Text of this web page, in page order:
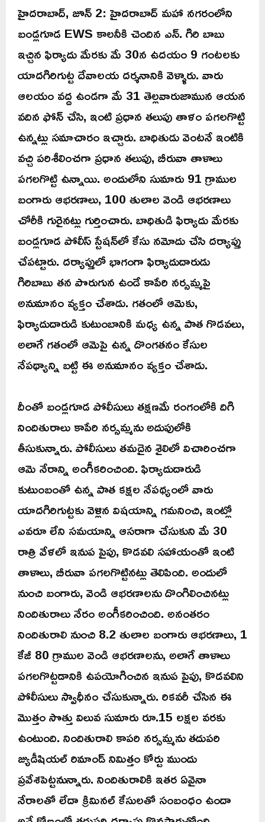
హైదరాబాద్, జూన్‌ 2: హైదరాబాద్‌ మహా నగరంలోని
బండ్లగూడ EWS కాలనీకి చెందిన ఎన్. గిరి బాబు
ఇచ్చిన ఫిర్యాదు మేరకు మే 30న ఉదయం 9 గంటలకు
యాదగిరిగుట్ట దేవాలయ దర్శనానికి వెళ్ళారు. వారు
ఆలయం వద్ద ఉండగా మే 31 తెల్లవారుజామున ఆయన
వదిన ఫోన్ చేసి, ఇంటి ప్రధాన తలుపు తాళం పగలగొట్టి
ఉన్నట్లు సమాచారం ఇచ్చారు. బాధితుడు వెంటనే ఇంటికి
వచ్చి పరిశీలించగా ప్రధాన తలుపు, బీరువా తాళాలు
పగలగొట్టి ఉన్నాయి. అందులోని సుమారు 91 గ్రాముల
బంగారు ఆభరణాలు, 100 తులాల వెండి ఆభరణాలు
చోరీకి గురైనట్లు గుర్తించారు. బాధితుడి ఫిర్యాదు మేరకు
బండ్లగూడ పోలీస్ స్టేషన్‌లో కేసు నమోదు చేసి దర్యాప్తు
చేపట్టారు. దర్యాప్తులో భాగంగా ఫిర్యాదుదారుడు
గిరిబాబు తన పొరుగున ఉండే కాపేరి నర్సమ్మపై
అనుమానం వ్యక్తం చేశాడు. గతంలో ఆమెకు,
ఫిర్యాదుదారుడి కుటుంబానికి మధ్య ఉన్న పాత గొడవలు,
అలాగే గతంలో ఆమెపై ఉన్న దొంగతనం కేసుల
నేపథ్యాన్ని బట్టి ఈ అనుమానం వ్యక్తం చేశాడు.
దీంతో బండ్లగూడ పోలీసులు తక్షణమే రంగంలోకి దిగి
నిందితురాలు కాపేరి నర్సమ్మను అదుపులోకి
తీసుకున్నారు. పోలీసులు తమదైన శైలిలో విచారించగా
ఆమె నేరాన్ని అంగీకరించింది. ఫిర్యాదుదారుడి
కుటుంబంతో ఉన్న పాత కక్షల నేపథ్యంలో వారు
యాదగిరిగుట్టకు వెళ్లిన విషయాన్ని గమనించి, ఇంట్లో
ఎవరూ లేని సమయాన్ని ఆసరాగా చేసుకుని మే 30
రాత్రి వేళలో ఇనుప పైపు, కొడవలి సహాయంతో ఇంటి
తాళాలు, బీరువా పగలగొట్టినట్లు తెలిపింది. అందులో
నుంచి బంగారు, వెండి ఆభరణాలను దొంగిలించినట్లు
నిందితురాలు నేరం అంగీకరించింది. అనంతరం
నిందితురాలి నుంచి 8.2 తులాల బంగారు ఆభరణాలు, 1
కేజీ 80 గ్రాముల వెండి ఆభరణాలను, అలాగే తాళాలు
పగలగొట్టడానికి ఉపయోగించిన ఇనుప పైపు, కొడవలిని
పోలీసులు స్వాధీనం చేసుకున్నారు. రికవరీ చేసిన ఈ
మొత్తం సొత్తు విలువ సుమారు రూ.15 లక్షల వరకు
ఉంటుంది. నిందితురాలి కాపరి నర్సమ్మను తదుపరి
జ్యుడీషియల్ రిమాండ్ నిమిత్తం కోర్టు ముందు
ప్రవేశపెట్టనున్నారు. నిందితురాలికి ఇతర ఏవైనా
నేరాలతో లేదా క్రిమినల్ కేసులతో సంబంధం ఉందా